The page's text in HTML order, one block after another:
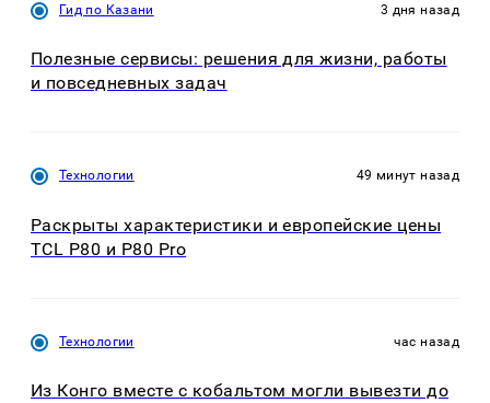
Гид по Казани 3 дня назад
Полезные сервисы: решения для жизни, работы
и повседневных задач
Технологии 49 минут назад
Раскрыты характеристики и европейские цены
TCL P80 и P80 Pro
Технологии час назад
Из Конго вместе с кобальтом могли вывезти до